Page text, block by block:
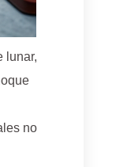
lunar,
no